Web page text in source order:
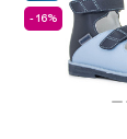
- 16%